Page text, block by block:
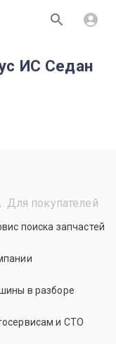
ИС Седан
Для покупателей
поиска запчастей
в разборе
и СТО